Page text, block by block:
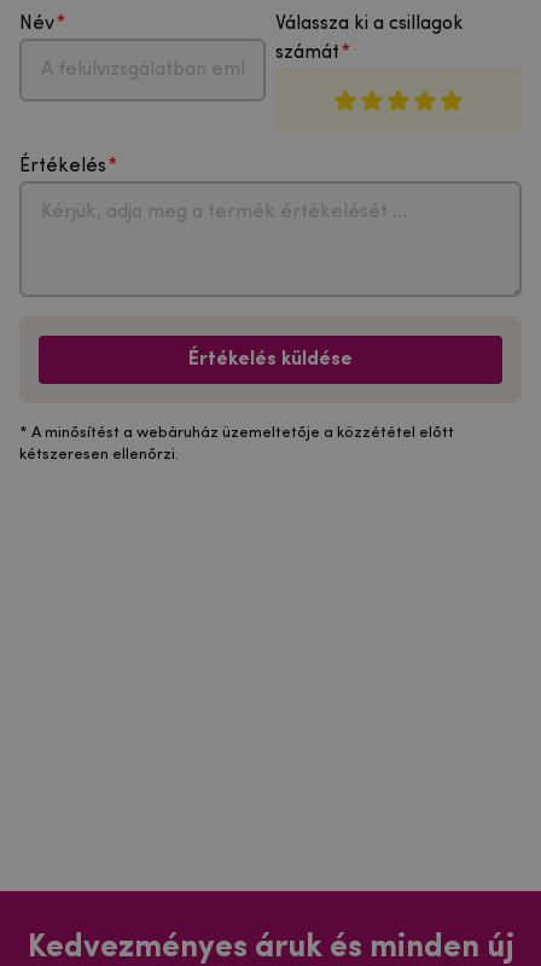
Név
Válassza ki a csillagok
számát
Értékelés
Értékelés küldése
* A minősítést a webáruház üzemeltetője a közzététel előtt
kétszeresen ellenőrzi.
Kedvezményes áruk és minden új